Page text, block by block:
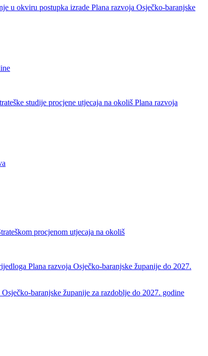
u okviru postupka izrade Plana razvoja Osječko-baranjske
studije procjene utjecaja na okoliš Plana razvoja
procjenom utjecaja na okoliš
Plana razvoja Osječko-baranjske županije do 2027.
baranjske županije za razdoblje do 2027. godine